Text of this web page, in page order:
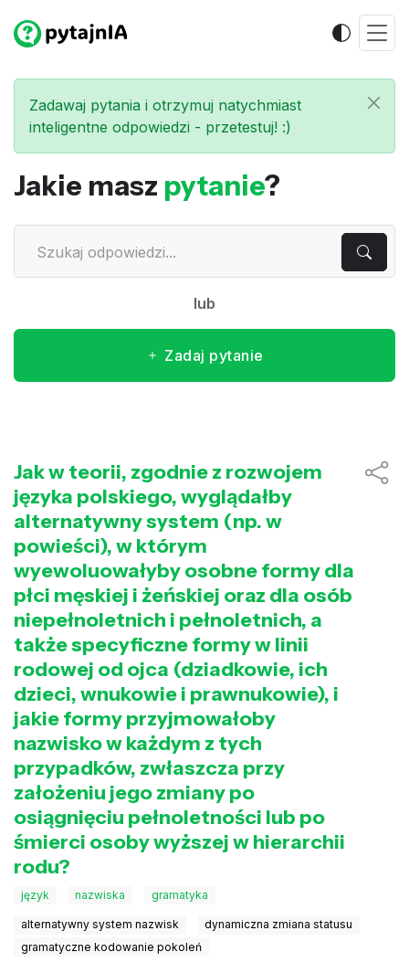
Zadawaj pytania i otrzymuj natychmiast
inteligentne odpowiedzi - przetestuj! :)
Jakie masz pytanie?
lub
Zadaj pytanie
Jak w teorii, zgodnie z rozwojem
języka polskiego, wyglądałby
alternatywny system (np. w
powieści), w którym
wyewoluowałyby osobne formy dla
płci męskiej i żeńskiej oraz dla osób
niepełnoletnich i pełnoletnich, a
także specyficzne formy w linii
rodowej od ojca (dziadkowie, ich
dzieci, wnukowie i prawnukowie), i
jakie formy przyjmowałoby
nazwisko w każdym z tych
przypadków, zwłaszcza przy
założeniu jego zmiany po
osiągnięciu pełnoletności lub po
śmierci osoby wyższej w hierarchii
rodu?
język nazwiska gramatyka
alternatywny system nazwisk
dynamiczna zmiana statusu
gramatyczne kodowanie pokoleń